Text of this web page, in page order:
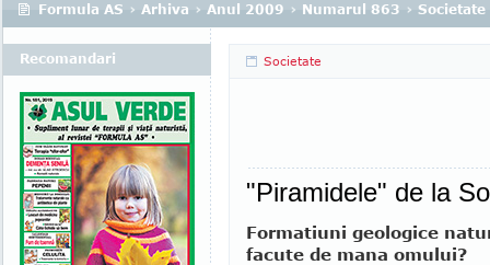
Formula AS › Arhiva › Anul 2009 › Numarul 863 › Societate
Societate
"Piramidele" de la
Formatiuni geologice
facute de mana omului?
Recomandari